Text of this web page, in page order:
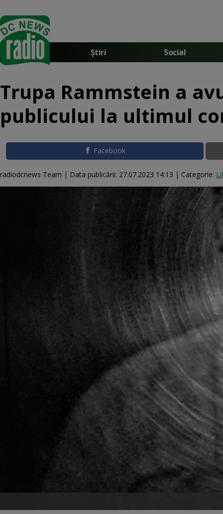
Știri Social
Trupa Rammstein a
publicului la ultimul
Facebook
radiodcnews Team | Data publicării: 27.07.2023 14:13 | Categorie: